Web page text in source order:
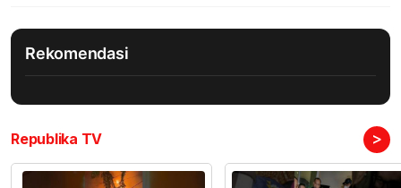
Rekomendasi
Republika TV >